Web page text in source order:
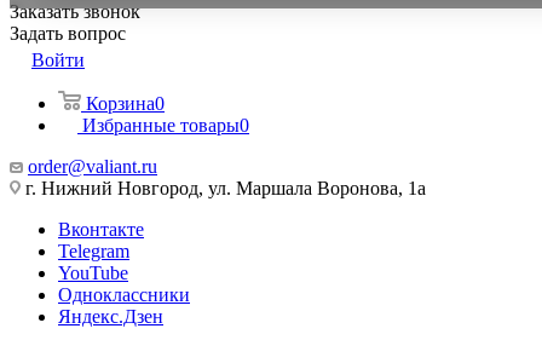
Заказать звонок
Задать вопрос
Войти
Корзина0
Избранные товары0
order@valiant.ru
г. Нижний Новгород, ул. Маршала Воронова, 1а
Вконтакте
Telegram
YouTube
Одноклассники
Яндекс.Дзен